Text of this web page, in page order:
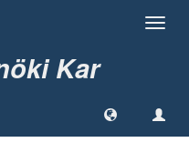
Kar